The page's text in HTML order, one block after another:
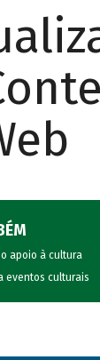
o apoio à cultura
eventos culturais